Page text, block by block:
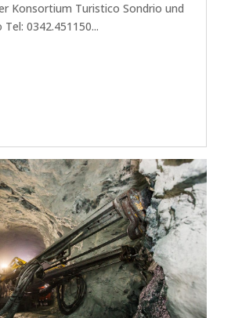
Konsortium Turistico Sondrio und
0342.451150...